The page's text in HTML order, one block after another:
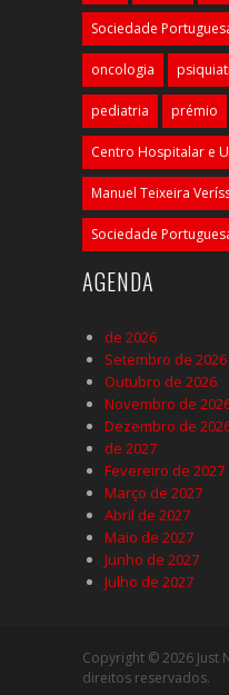
Sociedade
oncologia
pediatria prémio
Centro Hospitalar e
Manuel Teixeira
Sociedade
AGENDA
de 2026
Setembro de 2026
Outubro de 2026
Novembro de
Dezembro de
de 2027
Fevereiro de 2027
Março de 2027
Abril de 2027
Maio de 2027
Junho de 2027
Julho de 2027
Copyright © 2026 Just
direitos reservados.